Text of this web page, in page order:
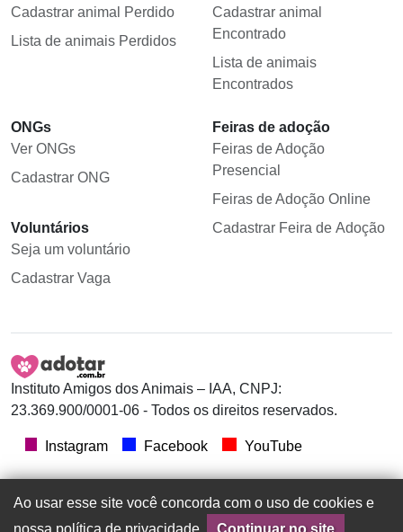
Cadastrar animal Perdido
Lista de animais Perdidos
Cadastrar animal
Encontrado
Lista de animais
Encontrados
ONGs
Ver ONGs
Cadastrar ONG
Voluntários
Seja um voluntário
Cadastrar Vaga
Feiras de adoção
Feiras de Adoção
Presencial
Feiras de Adoção Online
Cadastrar Feira de Adoção
Instituto Amigos dos Animais – IAA, CNPJ:
23.369.900/0001-06 - Todos os direitos reservados.
Instagram Facebook YouTube
Ao usar esse site você concorda com o uso de cookies e
nossa política de privacidade.
Continuar no site